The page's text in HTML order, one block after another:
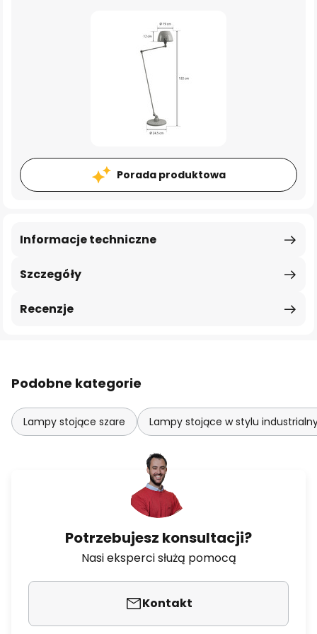
Porada produktowa
Szczegóły
Informacje techniczne
Recenzje
Podobne kategorie
Lampy stojące szare Lampy stojące w stylu
Potrzebujesz konsultacji?
Nasi eksperci służą pomocą
Kontakt